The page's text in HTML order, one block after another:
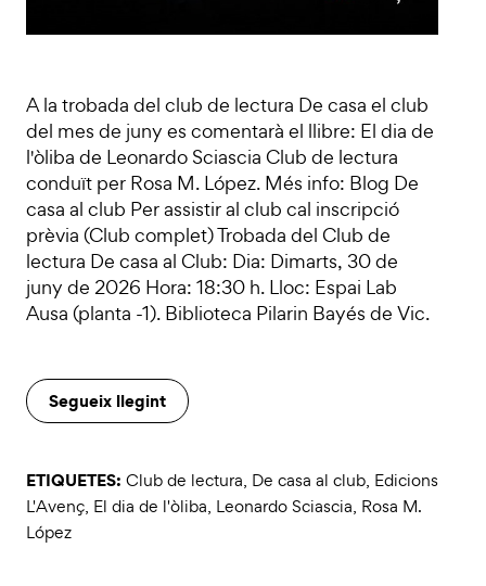
A la trobada del club de lectura De casa el club
del mes de juny es comentarà el llibre: El dia de
l'òliba de Leonardo Sciascia Club de lectura
conduït per Rosa M. López. Més info: Blog De
casa al club Per assistir al club cal inscripció
prèvia (Club complet) Trobada del Club de
lectura De casa al Club: Dia: Dimarts, 30 de
juny de 2026 Hora: 18:30 h. Lloc: Espai Lab
Ausa (planta -1). Biblioteca Pilarin Bayés de Vic.
Segueix llegint
ETIQUETES: Club de lectura, De casa al club, Edicions
L'Avenç, El dia de l'òliba, Leonardo Sciascia, Rosa M.
López